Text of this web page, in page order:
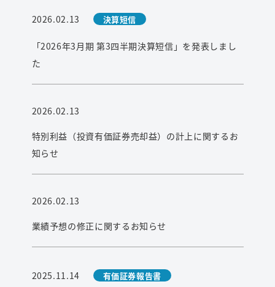
2026.02.13 決算短信
「2026年3月期 第3四半期決算短信」を発表しまし
た
2026.02.13
特別利益（投資有価証券売却益）の計上に関するお
知らせ
2026.02.13
業績予想の修正に関するお知らせ
2025.11.14 有価証券報告書